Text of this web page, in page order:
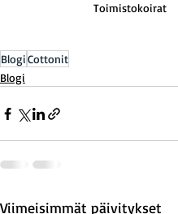
Toimistokoirat
BlogiCottonit
Blogi
Viimeisimmät päivitykset